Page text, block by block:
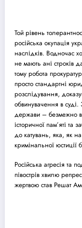
Той рівень
російська окупація
наслідків. Водночас
не мають ані строків
тому робота
просто стандартні
розслідування,
обвинувачення в суді.
держави – безмежно
історичної пам’яті та
до катувань, яка, як
кримінальної юстиції
Російська агресія та
півострів хвилю
жертвою став Решат